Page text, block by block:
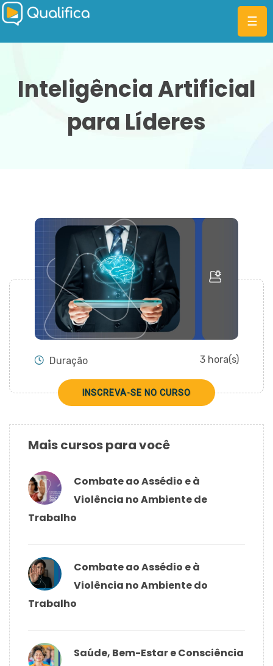
ENTRAR
CADASTRAR
☰
Inteligência Artificial
para Líderes
Duração 3 hora(s)
INSCREVA-SE NO CURSO
Mais cursos para você
Combate ao Assédio e à
Violência no Ambiente de
Trabalho
Combate ao Assédio e à
Violência no Ambiente do
Trabalho
Saúde, Bem-Estar e Consciência